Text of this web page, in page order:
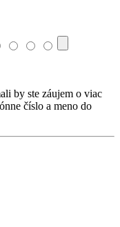
by ste záujem o viac
číslo a meno do